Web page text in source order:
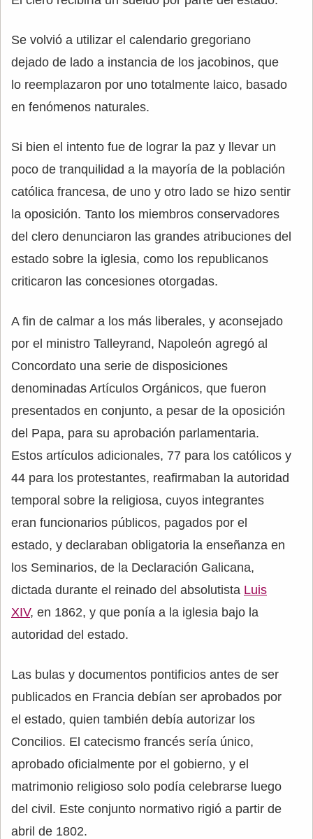
Se volvió a utilizar el calendario gregoriano
dejado de lado a instancia de los jacobinos, que
lo reemplazaron por uno totalmente laico, basado
en fenómenos naturales.
Si bien el intento fue de lograr la paz y llevar un
poco de tranquilidad a la mayoría de la población
católica francesa, de uno y otro lado se hizo sentir
la oposición. Tanto los miembros conservadores
del clero denunciaron las grandes atribuciones del
estado sobre la iglesia, como los republicanos
criticaron las concesiones otorgadas.
A fin de calmar a los más liberales, y aconsejado
por el ministro Talleyrand, Napoleón agregó al
Concordato una serie de disposiciones
denominadas Artículos Orgánicos, que fueron
presentados en conjunto, a pesar de la oposición
del Papa, para su aprobación parlamentaria.
Estos artículos adicionales, 77 para los católicos y
44 para los protestantes, reafirmaban la autoridad
temporal sobre la religiosa, cuyos integrantes
eran funcionarios públicos, pagados por el
estado, y declaraban obligatoria la enseñanza en
los Seminarios, de la Declaración Galicana,
dictada durante el reinado del absolutista Luis
XIV, en 1862, y que ponía a la iglesia bajo la
autoridad del estado.
Las bulas y documentos pontificios antes de ser
publicados en Francia debían ser aprobados por
el estado, quien también debía autorizar los
Concilios. El catecismo francés sería único,
aprobado oficialmente por el gobierno, y el
matrimonio religioso solo podía celebrarse luego
del civil. Este conjunto normativo rigió a partir de
abril de 1802.